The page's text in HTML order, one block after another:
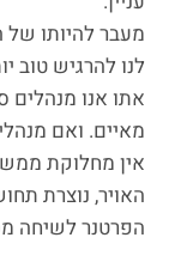
מעבר להיותו
לנו להרגיש טוב
אתו אנו מנהלים
מאיים. ואם
אין מחלוקת
האויר, נוצרת
הפרטנר לשיחה